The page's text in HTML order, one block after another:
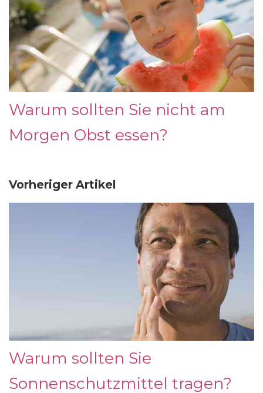
Warum sollten Sie nicht am
Morgen Obst essen?
Vorheriger Artikel
Warum sollten Sie
Sonnenschutzmittel tragen?